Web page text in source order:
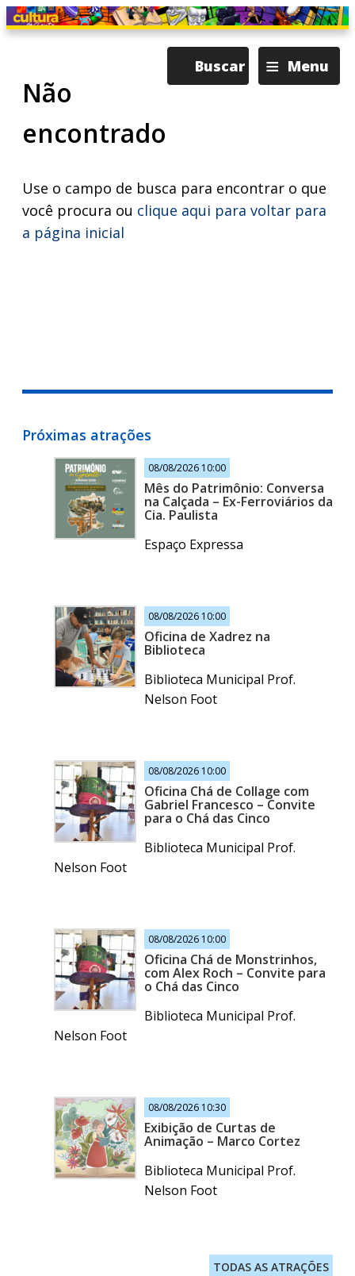
≡ Menu
Buscar
Não
encontrado
Use o campo de busca para encontrar o que
você procura ou clique aqui para voltar para
a página inicial
Próximas atrações
08/08/2026 10:00
Mês do Patrimônio: Conversa
na Calçada – Ex-Ferroviários da
Cia. Paulista
Espaço Expressa
08/08/2026 10:00
Oficina de Xadrez na
Biblioteca
Biblioteca Municipal Prof.
Nelson Foot
08/08/2026 10:00
Oficina Chá de Collage com
Gabriel Francesco – Convite
para o Chá das Cinco
Biblioteca Municipal Prof.
Nelson Foot
08/08/2026 10:00
Oficina Chá de Monstrinhos,
com Alex Roch – Convite para
o Chá das Cinco
Biblioteca Municipal Prof.
Nelson Foot
08/08/2026 10:30
Exibição de Curtas de
Animação – Marco Cortez
Biblioteca Municipal Prof.
Nelson Foot
TODAS AS ATRAÇÕES